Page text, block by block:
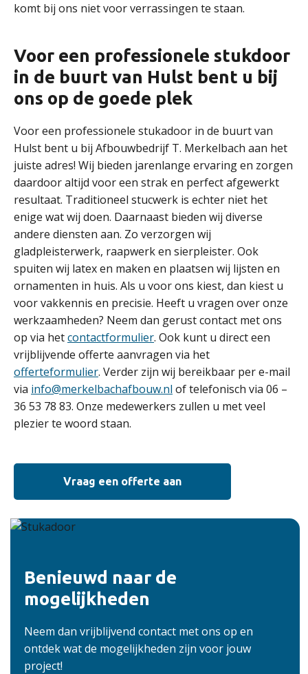
komt bij ons niet voor verrassingen te staan.
Voor een professionele stukdoor
in de buurt van Hulst bent u bij
ons op de goede plek
Voor een professionele stukadoor in de buurt van
Hulst bent u bij Afbouwbedrijf T. Merkelbach aan het
juiste adres! Wij bieden jarenlange ervaring en zorgen
daardoor altijd voor een strak en perfect afgewerkt
resultaat. Traditioneel stucwerk is echter niet het
enige wat wij doen. Daarnaast bieden wij diverse
andere diensten aan. Zo verzorgen wij
gladpleisterwerk, raapwerk en sierpleister. Ook
spuiten wij latex en maken en plaatsen wij lijsten en
ornamenten in huis. Als u voor ons kiest, dan kiest u
voor vakkennis en precisie. Heeft u vragen over onze
werkzaamheden? Neem dan gerust contact met ons
op via hetcontactformulier. Ook kunt u direct een
vrijblijvende offerte aanvragen via het
offerteformulier. Verder zijn wij bereikbaar per e-mail
via info@merkelbachafbouw.nl of telefonisch via 06 –
36 53 78 83. Onze medewerkers zullen u met veel
plezier te woord staan.
Vraag een offerte aan
Benieuwd naar de
mogelijkheden
Neem dan vrijblijvend contact met ons op en
ontdek wat de mogelijkheden zijn voor jouw
project!